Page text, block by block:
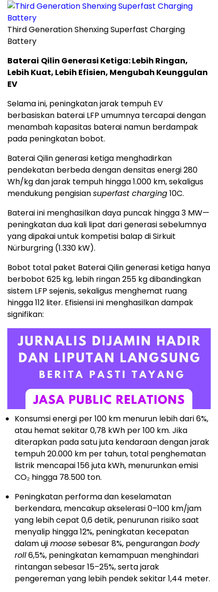
Third Generation Shenxing Superfast Charging
Battery
Baterai Qilin Generasi Ketiga: Lebih Ringan,
Lebih Kuat, Lebih Efisien, Mengubah Keunggulan
EV
Selama ini, peningkatan jarak tempuh EV
berbasiskan baterai LFP umumnya tercapai dengan
menambah kapasitas baterai namun berdampak
pada peningkatan bobot.
Baterai Qilin generasi ketiga menghadirkan
pendekatan berbeda dengan densitas energi 280
Wh/kg dan jarak tempuh hingga 1.000 km, sekaligus
mendukung pengisiansuperfast charging10C.
Baterai ini menghasilkan daya puncak hingga 3 MW—
peningkatan dua kali lipat dari generasi sebelumnya
yang dipakai untuk kompetisi balap di Sirkuit
Nürburgring (1.330 kW).
Bobot total paket Baterai Qilin generasi ketiga hanya
berbobot 625 kg, lebih ringan 255 kg dibandingkan
sistem LFP sejenis, sekaligus menghemat ruang
hingga 112 liter. Efisiensi ini menghasilkan dampak
signifikan:
Konsumsi energi per 100 km menurun lebih dari 6%,
atau hemat sekitar 0,78 kWh per 100 km. Jika
diterapkan pada satu juta kendaraan dengan jarak
tempuh 20.000 km per tahun, total penghematan
listrik mencapai 156 juta kWh, menurunkan emisi
CO₂ hingga 78.500 ton.
Peningkatan performa dan keselamatan
berkendara, mencakup akselerasi 0–100 km/jam
yang lebih cepat 0,6 detik, penurunan risiko saat
menyalip hingga 12%, peningkatan kecepatan
dalam ujimoosesebesar 8%, penguranganbody
roll6,5%, peningkatan kemampuan menghindari
rintangan sebesar 15–25%, serta jarak
pengereman yang lebih pendek sekitar 1,44 meter.